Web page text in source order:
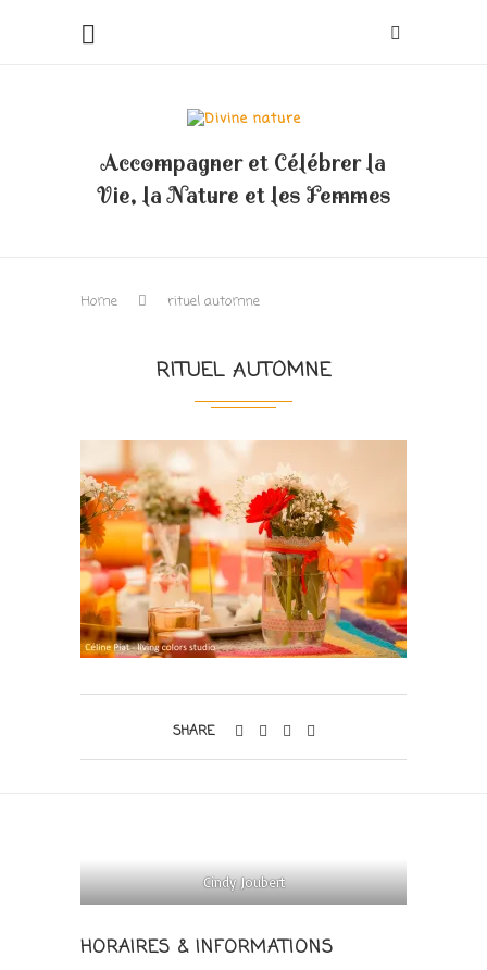
Accompagner et Célébrer la
Vie, la Nature et les Femmes
Home rituel automne
RITUEL AUTOMNE
SHARE
Cindy Joubert
HORAIRES & INFORMATIONS